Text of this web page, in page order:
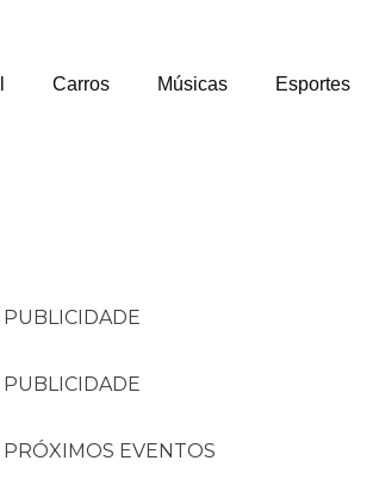
Carros Músicas Esportes
PUBLICIDADE
PUBLICIDADE
PRÓXIMOS EVENTOS